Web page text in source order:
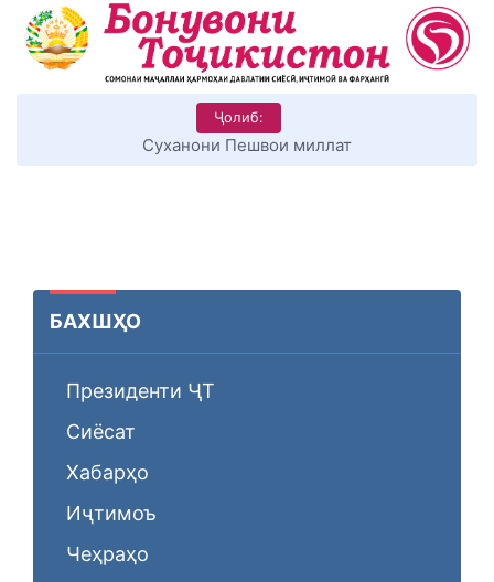
Ҷолиб:
Суханони Пешвои миллат
БАХШҲО
Президенти ҶТ
Сиёсат
Хабарҳо
Иҷтимоъ
Чеҳраҳо